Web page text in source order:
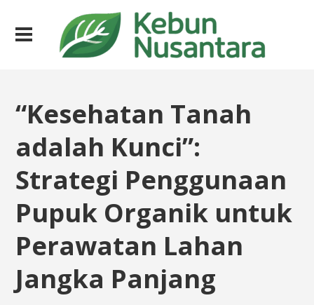
“Kesehatan Tanah
adalah Kunci”:
Strategi Penggunaan
Pupuk Organik untuk
Perawatan Lahan
Jangka Panjang